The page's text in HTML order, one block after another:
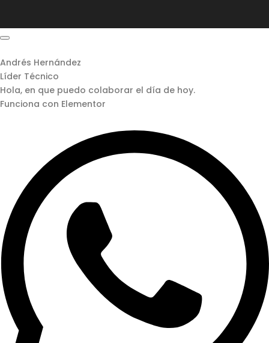
Andrés Hernández
Líder Técnico
Hola, en que puedo colaborar el día de hoy.
Funciona con Elementor